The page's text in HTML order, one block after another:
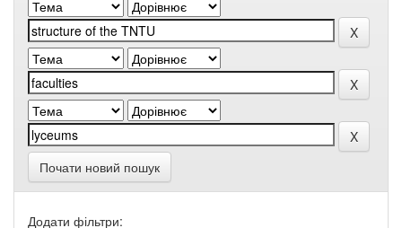
Почати новий пошук
Додати фільтри: